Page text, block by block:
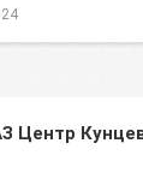
Центр